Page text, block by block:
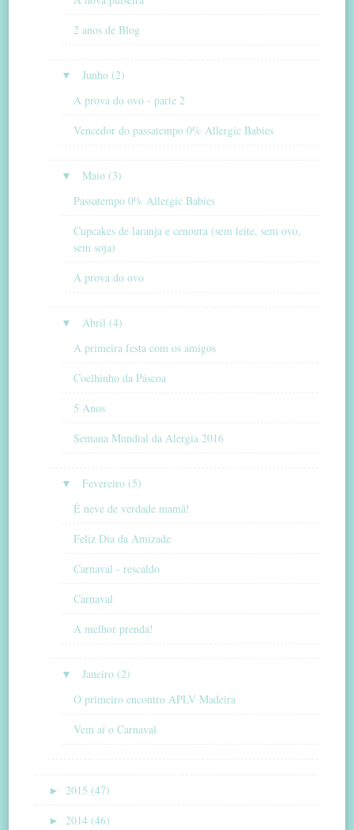
2 anos de Blog
▼
Junho (2)
A prova do ovo - parte 2
Vencedor do passatempo 0% Allergic Babies
▼
Maio (3)
Passatempo 0% Allergic Babies
Cupcakes de laranja e cenoura (sem leite, sem ovo,
sem soja)
A prova do ovo
▼
Abril (4)
A primeira festa com os amigos
Coelhinho da Páscoa
5 Anos
Semana Mundial da Alergia 2016
▼
Fevereiro (5)
É neve de verdade mamã!
Feliz Dia da Amizade
Carnaval - rescaldo
Carnaval
A melhor prenda!
▼
Janeiro (2)
O primeiro encontro APLV Madeira
Vem aí o Carnaval
► 2015 (47)
► 2014 (46)